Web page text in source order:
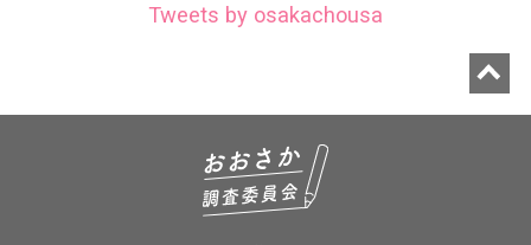
Tweets by osakachousa